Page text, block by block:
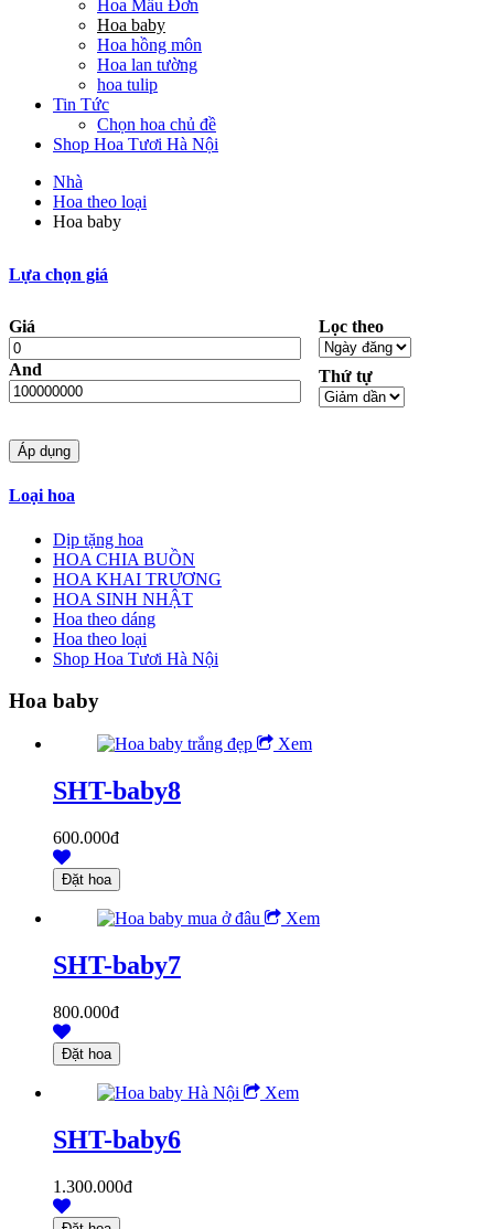
Hoa Mẫu Đơn
Hoa baby
Hoa hồng môn
Hoa lan tường
hoa tulip
Tin Tức
Chọn hoa chủ đề
Shop Hoa Tươi Hà Nội
Nhà
Hoa theo loại
Hoa baby
Lựa chọn giá
Giá
And
Lọc theo
Thứ tự
Loại hoa
Dịp tặng hoa
HOA CHIA BUỒN
HOA KHAI TRƯƠNG
HOA SINH NHẬT
Hoa theo dáng
Hoa theo loại
Shop Hoa Tươi Hà Nội
Hoa baby
Xem
SHT-baby8
600.000đ
Xem
SHT-baby7
800.000đ
Xem
SHT-baby6
1.300.000đ